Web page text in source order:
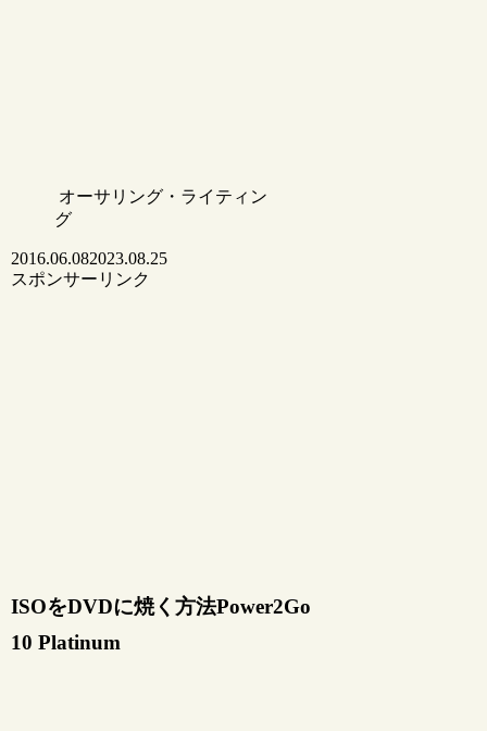
オーサリング・ライティン
グ
2016.06.082023.08.25
スポンサーリンク
ISOをDVDに焼く方法Power2Go
10 Platinum